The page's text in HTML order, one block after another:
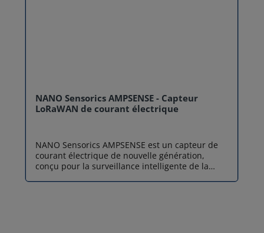
NANO Sensorics AMPSENSE - Capteur
LoRaWAN de courant électrique
NANO Sensorics AMPSENSE est un capteur de
courant électrique de nouvelle génération,
conçu pour la surveillance intelligente de la